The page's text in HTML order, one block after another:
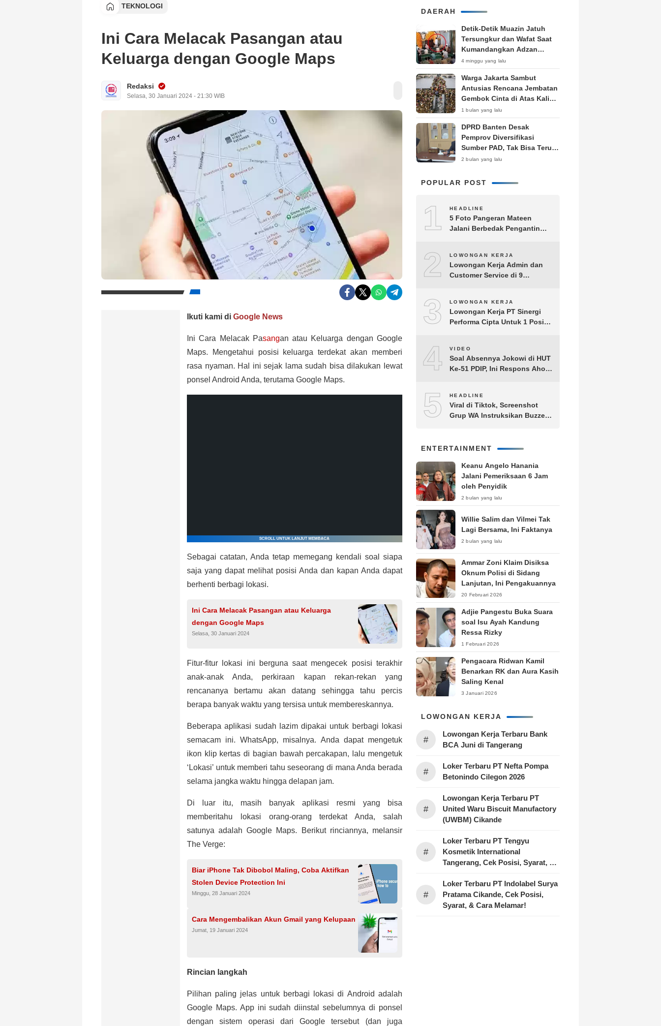
TEKNOLOGI
Ini Cara Melacak Pasangan atau
Keluarga dengan Google Maps
Redaksi
Selasa, 30 Januari 2024 - 21:30 WIB
Ikuti kami di Google News
Ini Cara Melacak Pasangan atau Keluarga dengan Google
Maps. Mengetahui posisi keluarga terdekat akan memberi
rasa nyaman. Hal ini sejak lama sudah bisa dilakukan lewat
ponsel Android Anda, terutama Google Maps.
SCROLL UNTUK LANJUT MEMBACA
Sebagai catatan, Anda tetap memegang kendali soal siapa
saja yang dapat melihat posisi Anda dan kapan Anda dapat
berhenti berbagi lokasi.
Ini Cara Melacak Pasangan atau Keluarga
dengan Google Maps
Selasa, 30 Januari 2024
Fitur-fitur lokasi ini berguna saat mengecek posisi terakhir
anak-anak Anda, perkiraan kapan rekan-rekan yang
rencananya bertamu akan datang sehingga tahu percis
berapa banyak waktu yang tersisa untuk membereskannya.
Beberapa aplikasi sudah lazim dipakai untuk berbagi lokasi
semacam ini. WhatsApp, misalnya. Anda dapat mengetuk
ikon klip kertas di bagian bawah percakapan, lalu mengetuk
‘Lokasi’ untuk memberi tahu seseorang di mana Anda berada
selama jangka waktu hingga delapan jam.
Di luar itu, masih banyak aplikasi resmi yang bisa
memberitahu lokasi orang-orang terdekat Anda, salah
satunya adalah Google Maps. Berikut rinciannya, melansir
The Verge:
Biar iPhone Tak Dibobol Maling, Coba Aktifkan
Stolen Device Protection Ini
Minggu, 28 Januari 2024
Cara Mengembalikan Akun Gmail yang Kelupaan
Jumat, 19 Januari 2024
Rincian langkah
Pilihan paling jelas untuk berbagi lokasi di Android adalah
Google Maps. App ini sudah diinstal sebelumnya di ponsel
dengan sistem operasi dari Google tersebut (dan juga
DAERAH
Detik-Detik Muazin Jatuh
Tersungkur dan Wafat Saat
Kumandangkan Adzan
Jumat
4 minggu yang lalu
Warga Jakarta Sambut
Antusias Rencana Jembatan
Gembok Cinta di Atas Kali
Cideng Rasuna Said
1 bulan yang lalu
DPRD Banten Desak
Pemprov Diversifikasi
Sumber PAD, Tak Bisa Terus
Andalkan Pajak Kendaraan
2 bulan yang lalu
POPULAR POST
1 HEADLINE
5 Foto Pangeran Mateen
Jalani Berbedak Pengantin
2 LOWONGAN KERJA
Lowongan Kerja Admin dan
Customer Service di 9
3 LOWONGAN KERJA
Lowongan Kerja PT Sinergi
Performa Cipta Untuk 1 Posisi
4 VIDEO
Soal Absennya Jokowi di HUT
Ke-51 PDIP, Ini Respons Ahok
5 HEADLINE
Viral di Tiktok, Screenshot
Grup WA Instruksikan Buzzer
ENTERTAINMENT
Keanu Angelo Hanania
Jalani Pemeriksaan 6 Jam
oleh Penyidik
2 bulan yang lalu
Willie Salim dan Vilmei Tak
Lagi Bersama, Ini Faktanya
2 bulan yang lalu
Ammar Zoni Klaim Disiksa
Oknum Polisi di Sidang
Lanjutan, Ini Pengakuannya
20 Februari 2026
Adjie Pangestu Buka Suara
soal Isu Ayah Kandung
Ressa Rizky
1 Februari 2026
Pengacara Ridwan Kamil
Benarkan RK dan Aura Kasih
Saling Kenal
3 Januari 2026
LOWONGAN KERJA
#
Lowongan Kerja Terbaru Bank
BCA Juni di Tangerang
#
Loker Terbaru PT Nefta Pompa
Betonindo Cilegon 2026
#
Lowongan Kerja Terbaru PT
United Waru Biscuit Manufactory
(UWBM) Cikande
#
Loker Terbaru PT Tengyu
Kosmetik International
Tangerang, Cek Posisi, Syarat, &
#
Loker Terbaru PT Indolabel Surya
Pratama Cikande, Cek Posisi,
Syarat, & Cara Melamar!